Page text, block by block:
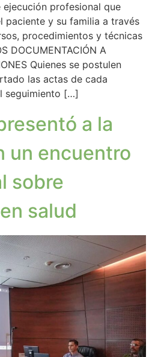
ejecución profesional que
paciente y su familia a través
procedimientos y técnicas
DOCUMENTACIÓN A
Quienes se postulen
las actas de cada
seguimiento […]
a la
un encuentro
sobre
salud